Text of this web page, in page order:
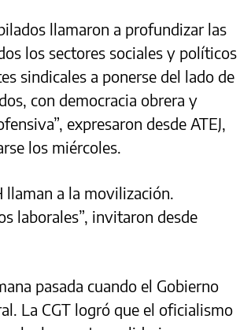
llamaron a profundizar las
los sectores sociales y políticos
sindicales a ponerse del lado de
con democracia obrera y
expresaron desde ATEJ,
los miércoles.
llaman a la movilización.
laborales”, invitaron desde
pasada cuando el Gobierno
La CGT logró que el oficialismo